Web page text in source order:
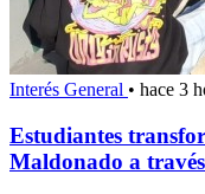
Interés General • hace 3
Estudiantes
Maldonado a